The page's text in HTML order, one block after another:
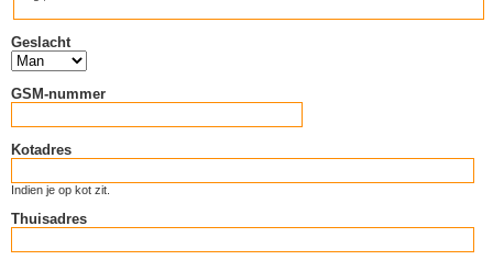
Geslacht
GSM-nummer
Kotadres
Indien je op kot zit.
Thuisadres